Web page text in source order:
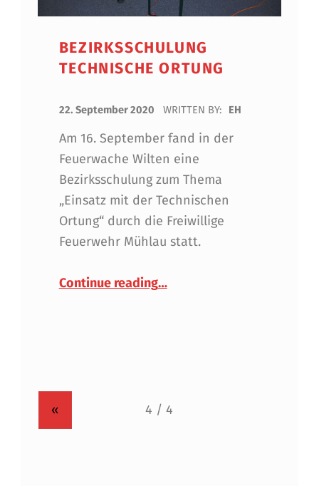
BEZIRKSSCHULUNG
TECHNISCHE ORTUNG
22. September 2020 WRITTEN BY: EH
Am 16. September fand in der
Feuerwache Wilten eine
Bezirksschulung zum Thema
„Einsatz mit der Technischen
Ortung“ durch die Freiwillige
Feuerwehr Mühlau statt.
Continue reading…
«